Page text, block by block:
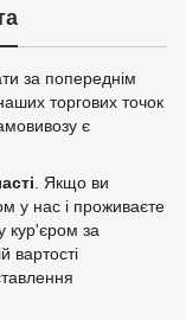
за попереднім
торгових точок
є
. Якщо ви
у нас і проживаєте
кур'єром за
вартості